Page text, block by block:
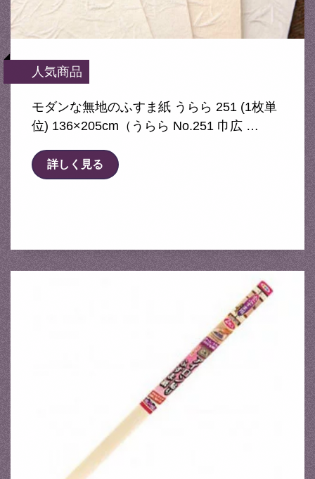
人気商品
モダンな無地のふすま紙 うらら 251 (1枚単
位) 136×205cm（うらら No.251 巾広 …
詳しく見る